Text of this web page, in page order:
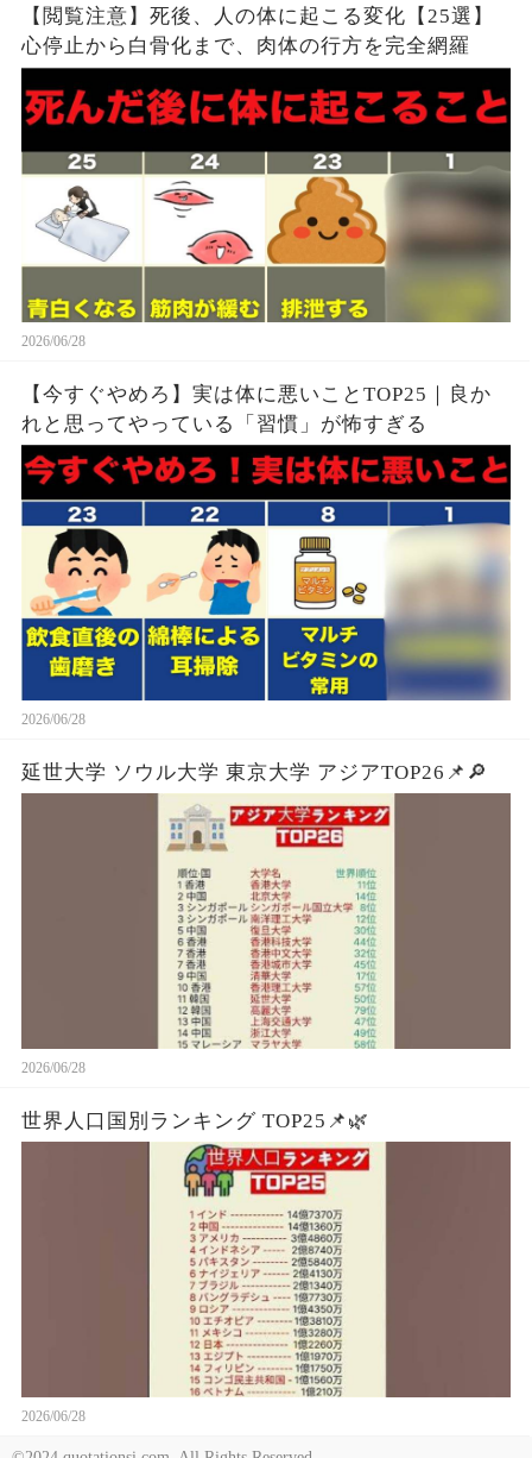
【閲覧注意】死後、人の体に起こる変化【25選】
心停止から白骨化まで、肉体の行方を完全網羅
2026/06/28
【今すぐやめろ】実は体に悪いことTOP25｜良か
れと思ってやっている「習慣」が怖すぎる
2026/06/28
延世大学 ソウル大学 東京大学 アジアTOP26📌🔎
2026/06/28
世界人口国別ランキング TOP25📌🌿
2026/06/28